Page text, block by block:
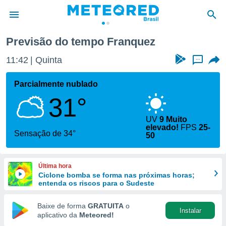
da
fornecidas
a este
das
e
forma
digital
Previsão do tempo Franquez
11:42 Quinta ...
Parcialmente nublado
31°
Sensação de 34°
UV9 Muito
elevado! FPS25-
50
Última hora
Ciclone bomba se forma nas próximas horas;
entenda os riscos para o Sudeste
Baixe de forma GRATUITA o
aplicativo da Meteored!
Instalar